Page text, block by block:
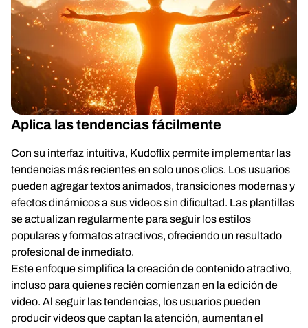
Aplica las tendencias fácilmente
Con su interfaz intuitiva, Kudoflix permite implementar las
tendencias más recientes en solo unos clics. Los usuarios
pueden agregar textos animados, transiciones modernas y
efectos dinámicos a sus videos sin dificultad. Las plantillas
se actualizan regularmente para seguir los estilos
populares y formatos atractivos, ofreciendo un resultado
profesional de inmediato.
Este enfoque simplifica la creación de contenido atractivo,
incluso para quienes recién comienzan en la edición de
video. Al seguir las tendencias, los usuarios pueden
producir videos que captan la atención, aumentan el